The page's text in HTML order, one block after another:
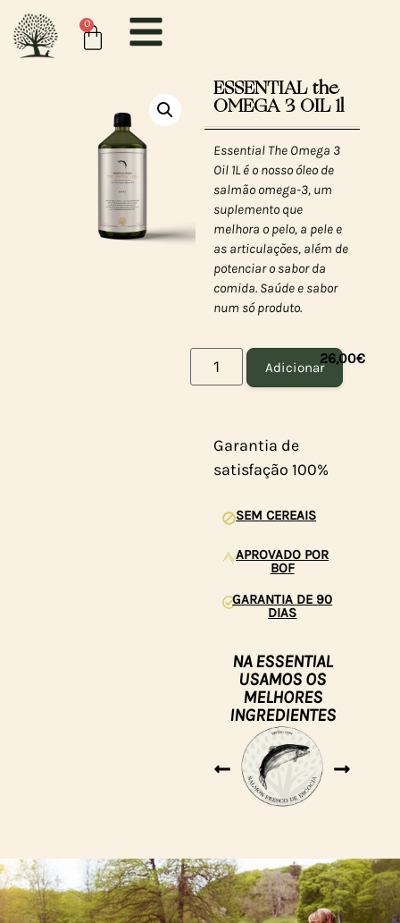
0
ESSENTIAL the
OMEGA 3 OIL 1l
Essential The Omega 3
Oil 1L é o nosso óleo de
salmão omega-3, um
suplemento que
melhora o pelo, a pele e
as articulações, além de
potenciar o sabor da
comida. Saúde e sabor
num só produto.
Adicionar
26,00€
Garantia de
satisfação 100%
SEM CEREAIS
APROVADO POR
BOF
GARANTIA DE 90
DIAS
NA ESSENTIAL
USAMOS OS
MELHORES
INGREDIENTES